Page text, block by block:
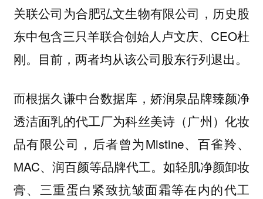
关联公司为合肥弘文生物有限公司，历史股
东中包含三只羊联合创始人卢文庆、CEO杜
刚。目前，两者均从该公司股东行列退出。
而根据久谦中台数据库，娇润泉品牌臻颜净
透洁面乳的代工厂为科丝美诗（广州）化妆
品有限公司，后者曾为Mistine、百雀羚、
MAC、润百颜等品牌代工。如轻肌净颜卸妆
膏、三重蛋白紧致抗皱面霜等在内的代工